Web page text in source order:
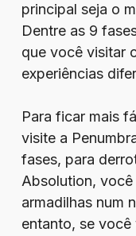
principal seja o
Dentre as 9
que você visitar
experiências
Para ficar mais
visite a
fases, para
Absolution,
armadilhas num
entanto, se você